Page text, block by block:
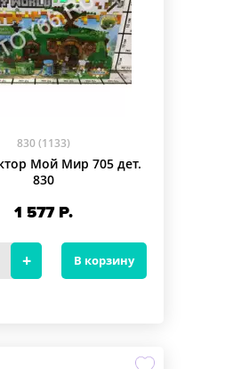
830 (1133)
Мой Мир 705 дет.
830
1 577Р.
В корзину